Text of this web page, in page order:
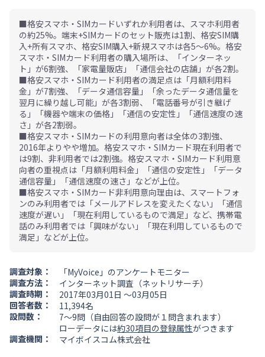
■格安スマホ・SIMカードいずれか利用者は、スマホ利用者
の約25%。端末+SIMカードのセット販売は1割、格安SIM購
入+所有スマホ、格安SIM購入+新規スマホは各5～6%。格安
スマホ・SIMカード利用者の購入場所は、「インターネッ
ト」が6割強、「家電量販店」「通信会社の店舗」が各2割。
■格安スマホ・SIMカード利用者の満足点は「月額利用料
金」が7割強、「データ通信容量」「余ったデータ通信量を
翌月に繰り越し可能」が各3割弱、「電話番号が引き継げ
る」「機器や端末の価格」「通信の安定性」「通信速度の速
さ」が各2割弱。
■格安スマホ・SIMカードの利用意向者は全体の3割強、
2016年よりやや増加。格安スマホ・SIMカード現在利用者で
は9割、非利用者では2割強。格安スマホ・SIMカード利用意
向者の重視点は「月額利用料金」「通信の安定性」「データ
通信容量」「通信速度の速さ」などが上位。
■格安スマホ・SIMカード非利用意向理由は、スマートフォ
ンのみ利用者では「メールアドレスを変えたくない」「通信
速度が遅い」「現在利用しているもので満足」など、携帯電
話のみ利用者では「興味がない」「現在利用しているもので
満足」などが上位。
調査対象：
「MyVoice」のアンケートモニター
調査方法：
インターネット調査（ネットリサーチ）
調査時期：
2017年03月01日 ～03月05日
回答者数：
11,394名
設問数：
7～9問（自由回答の設問が１問含まれます）
ローデータには約30項目の登録属性がつきます
調査機関：
マイボイスコム株式会社